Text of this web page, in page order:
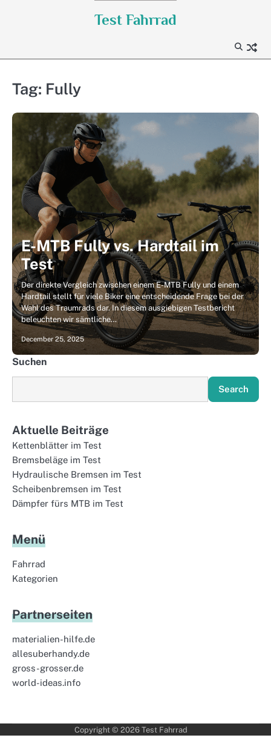
Test Fahrrad
Tag: Fully
E-MTB Fully vs. Hardtail im
Test
Der direkte Vergleich zwischen einem E-MTB Fully und einem
Hardtail stellt für viele Biker eine entscheidende Frage bei der
Wahl des Traumrads dar. In diesem ausgiebigen Testbericht
beleuchten wir sämtliche…
December 25, 2025
Suchen
Search
Aktuelle Beiträge
Kettenblätter im Test
Bremsbeläge im Test
Hydraulische Bremsen im Test
Scheibenbremsen im Test
Dämpfer fürs MTB im Test
Menü
Fahrrad
Kategorien
Partnerseiten
materialien-hilfe.de
allesuberhandy.de
gross-grosser.de
world-ideas.info
Copyright © 2026 Test Fahrrad